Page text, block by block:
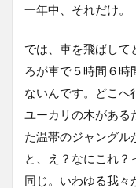
一年中、それだけ。
では、車を飛ばして
ろが車で５時間６時
ないんです。どこへ
ユーカリの木がある
た温帯のジャングル
と、え？なにこれ
同じ。いわゆる我々